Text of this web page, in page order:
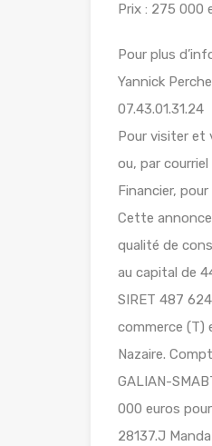
Prix : 275 000
Pour plus
Yannick
07.43.01.31.24
Pour visiter et
ou, par
Financier,
Cette annonce
qualité de
au capital de
SIRET 487
commerce (T)
Nazaire.
GALIAN-
000 euros
28137.J